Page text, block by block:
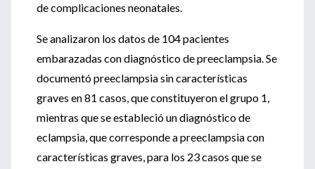
de complicaciones neonatales.
Se analizaron los datos de 104 pacientes
embarazadas con diagnóstico de preeclampsia. Se
documentó preeclampsia sin características
graves en 81 casos, que constituyeron el grupo 1,
mientras que se estableció un diagnóstico de
eclampsia, que corresponde a preeclampsia con
características graves, para los 23 casos que se